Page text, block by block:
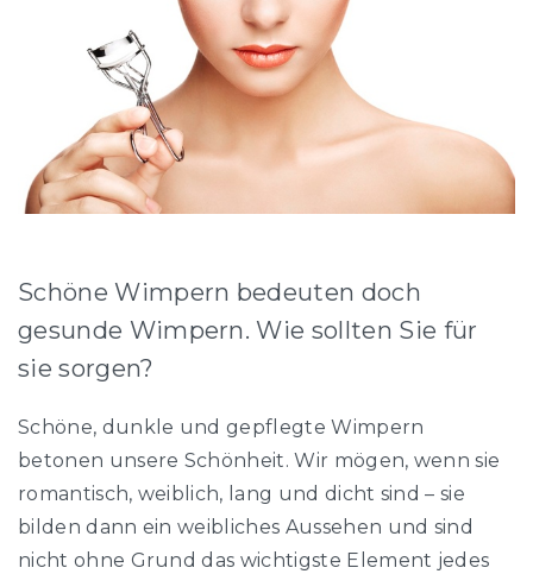
Schöne Wimpern bedeuten doch
gesunde Wimpern. Wie sollten Sie für
sie sorgen?
Schöne, dunkle und gepflegte Wimpern
betonen unsere Schönheit. Wir mögen, wenn sie
romantisch, weiblich, lang und dicht sind – sie
bilden dann ein weibliches Aussehen und sind
nicht ohne Grund das wichtigste Element jedes